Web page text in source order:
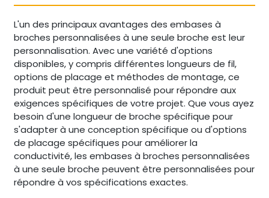
L'un des principaux avantages des embases à
broches personnalisées à une seule broche est leur
personnalisation. Avec une variété d'options
disponibles, y compris différentes longueurs de fil,
options de placage et méthodes de montage, ce
produit peut être personnalisé pour répondre aux
exigences spécifiques de votre projet. Que vous ayez
besoin d'une longueur de broche spécifique pour
s'adapter à une conception spécifique ou d'options
de placage spécifiques pour améliorer la
conductivité, les embases à broches personnalisées
à une seule broche peuvent être personnalisées pour
répondre à vos spécifications exactes.